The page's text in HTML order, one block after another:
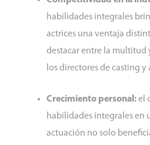
habilidades integrales
actrices una ventaja
destacar entre la multitud
los directores de casting y
Crecimiento personal:el
habilidades integrales en
actuación no solo